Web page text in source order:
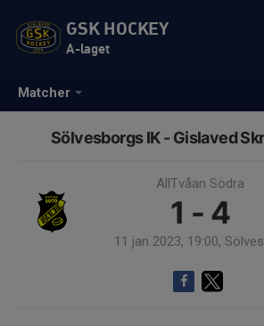
Matcher
GSK HOCKEY
A-laget
Sölvesborgs IK - Gislaved
AllTvåan Södra
1 - 4
11 jan 2023, 19:00,